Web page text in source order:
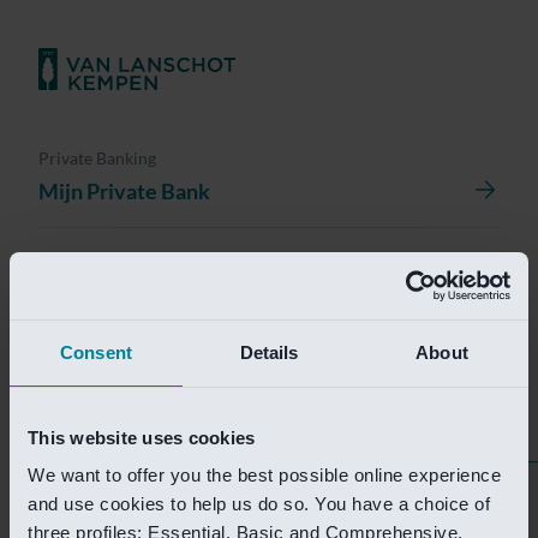
Consent Details About
This website uses cookies
We want to offer you the best possible online experience
and use cookies to help us do so. You have a choice of
three profiles: Essential, Basic and Comprehensive.
Private Banking
Mijn Private Bank
Investment Banking
Van Lanschot Kempen Research
Helaas is deze pagina